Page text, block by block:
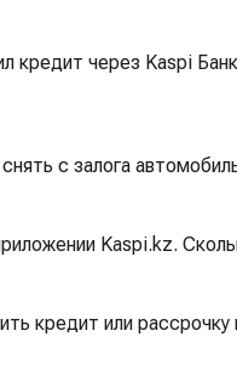
кредит через Kaspi
с залога
Kaspi.kz.
кредит или